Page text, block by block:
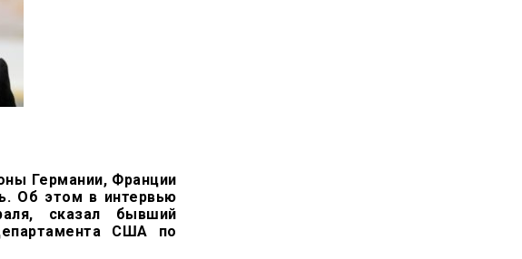
Германии, Франции
Об этом в интервью
сказал бывший
США по